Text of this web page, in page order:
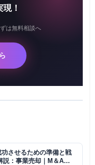
！
は無料相談へ
させるための準備と戦
説：事業売却｜M＆A